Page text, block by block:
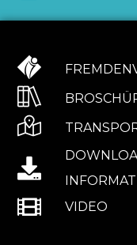
VIDEO